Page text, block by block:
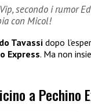
secondo i rumor
con Micol!
Tavassidopo
Express. Ma non
a Pechino